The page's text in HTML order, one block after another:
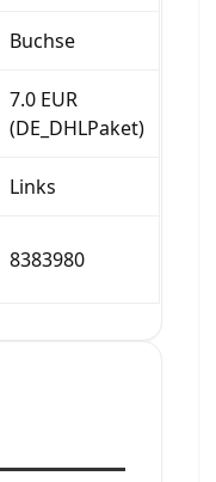
Buchse
7.0 EUR
(DE_DHLPaket)
Links
8383980